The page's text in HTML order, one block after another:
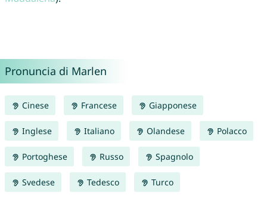
Pronuncia di Marlen
Cinese Francese Giapponese
Inglese Italiano Olandese Polacco
Portoghese Russo Spagnolo
Svedese Tedesco Turco